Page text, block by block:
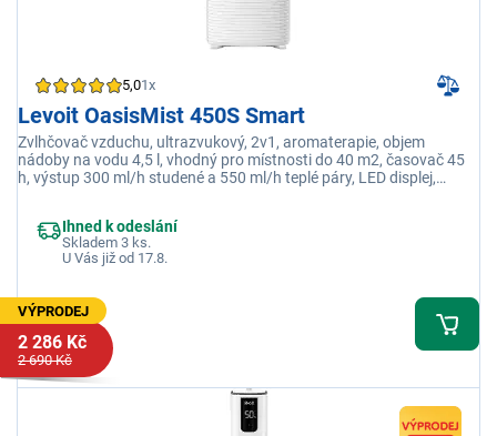
5,01x
Levoit OasisMist 450S Smart
Zvlhčovač vzduchu, ultrazvukový, 2v1, aromaterapie, objem
nádoby na vodu 4,5 l, vhodný pro místnosti do 40 m2, časovač 45
h, výstup 300 ml/h studené a 550 ml/h teplé páry, LED displej,
Ihned k odeslání
Skladem 3 ks.
U Vás již od 17.8.
VÝPRODEJ
2 286 Kč
2 690 Kč